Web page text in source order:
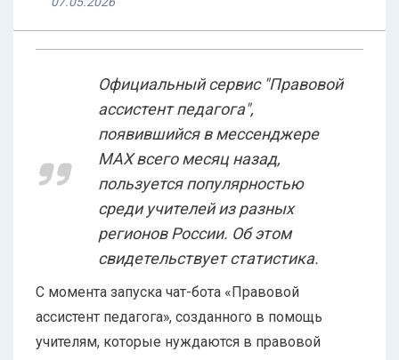
Официальный сервис "Правовой
ассистент педагога",
появившийся в мессенджере
МАХ всего месяц назад,
пользуется популярностью
среди учителей из разных
регионов России. Об этом
свидетельствует статистика.
С момента запуска чат-бота «Правовой
ассистент педагога», созданного в помощь
учителям, которые нуждаются в правовой